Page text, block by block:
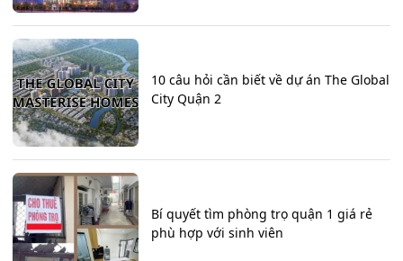
10 câu hỏi cần biết về dự án The Global
City Quận 2
Bí quyết tìm phòng trọ quận 1 giá rẻ
phù hợp với sinh viên